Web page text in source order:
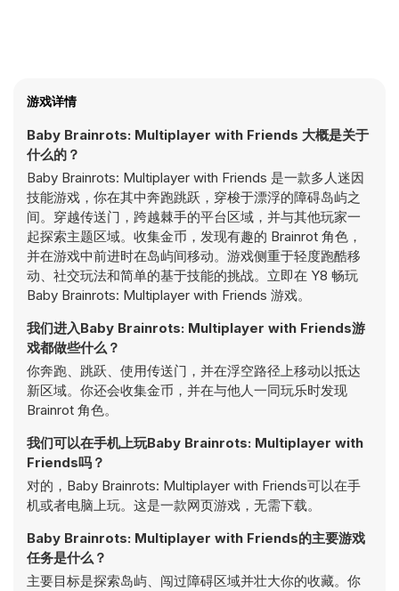
游戏详情
Baby Brainrots: Multiplayer with Friends 大概是关于
什么的？
Baby Brainrots: Multiplayer with Friends 是一款多人迷因
技能游戏，你在其中奔跑跳跃，穿梭于漂浮的障碍岛屿之
间。穿越传送门，跨越棘手的平台区域，并与其他玩家一
起探索主题区域。收集金币，发现有趣的 Brainrot 角色，
并在游戏中前进时在岛屿间移动。游戏侧重于轻度跑酷移
动、社交玩法和简单的基于技能的挑战。立即在 Y8 畅玩
Baby Brainrots: Multiplayer with Friends 游戏。
我们进入Baby Brainrots: Multiplayer with Friends游
戏都做些什么？
你奔跑、跳跃、使用传送门，并在浮空路径上移动以抵达
新区域。你还会收集金币，并在与他人一同玩乐时发现
Brainrot 角色。
我们可以在手机上玩Baby Brainrots: Multiplayer with
Friends吗？
对的，Baby Brainrots: Multiplayer with Friends可以在手
机或者电脑上玩。这是一款网页游戏，无需下载。
Baby Brainrots: Multiplayer with Friends的主要游戏
任务是什么？
主要目标是探索岛屿、闯过障碍区域并壮大你的收藏。你